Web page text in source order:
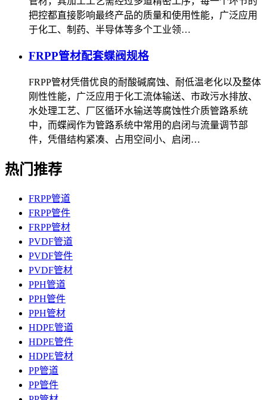
把控都直接影响最终产品的质量和使用性能，广泛应用
于化工、制药、半导体等多个工业领…
FRPP管材配套蝶阀规格
FRPP管材凭借优良的耐酸碱腐蚀、耐低温老化以及整体
刚性性能，广泛应用于化工流体输送、市政污水排放、
水处理工艺、厂区循环水输送等腐蚀性介质管路系统
中，而蝶阀作为管路系统中常用的启闭与流量调节部
件，凭借结构紧凑、占用空间小、启闭…
热门推荐
FRPP管道
FRPP管件
FRPP管材
PVDF管道
PVDF管件
PVDF管材
PPH管道
PPH管件
PPH管材
HDPE管道
HDPE管件
HDPE管材
PP管道
PP管件